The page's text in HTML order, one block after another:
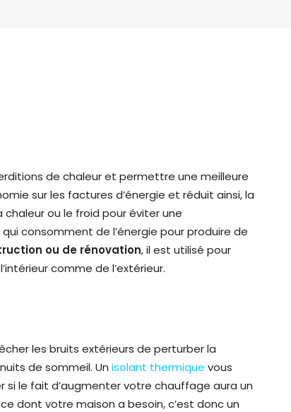
de chaleur et permettre une meilleure
sur les factures d’énergie et réduit ainsi, la
ou le froid pour éviter une
consomment de l’énergie pour produire de
ou de rénovation, il est utilisé pour
comme de l’extérieur.
les bruits extérieurs de perturber la
de sommeil. Un isolant thermique vous
si le fait d’augmenter votre chauffage aura un
ce dont votre maison a besoin, c’est donc un